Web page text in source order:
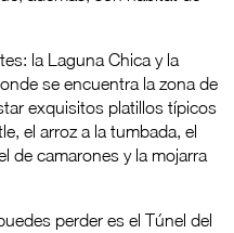
la Laguna Chica y la
se encuentra la zona de
exquisitos platillos típicos
el arroz a la tumbada, el
de camarones y la mojarra
perder es el Túnel del